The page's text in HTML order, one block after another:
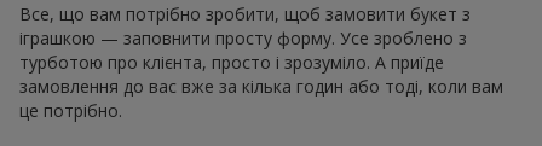
Все, що вам потрібно зробити, щоб замовити букет з
іграшкою — заповнити просту форму. Усе зроблено з
турботою про клієнта, просто і зрозуміло. А приїде
замовлення до вас вже за кілька годин або тоді, коли вам
це потрібно.